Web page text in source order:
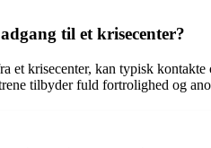
til et krisecenter?
et krisecenter, kan typisk
tilbyder fuld fortrolighed og